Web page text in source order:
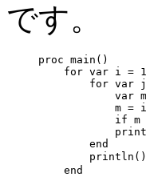
です。
proc main()
for var i =
for var
            var m
m =
if m
        end
println()
    end